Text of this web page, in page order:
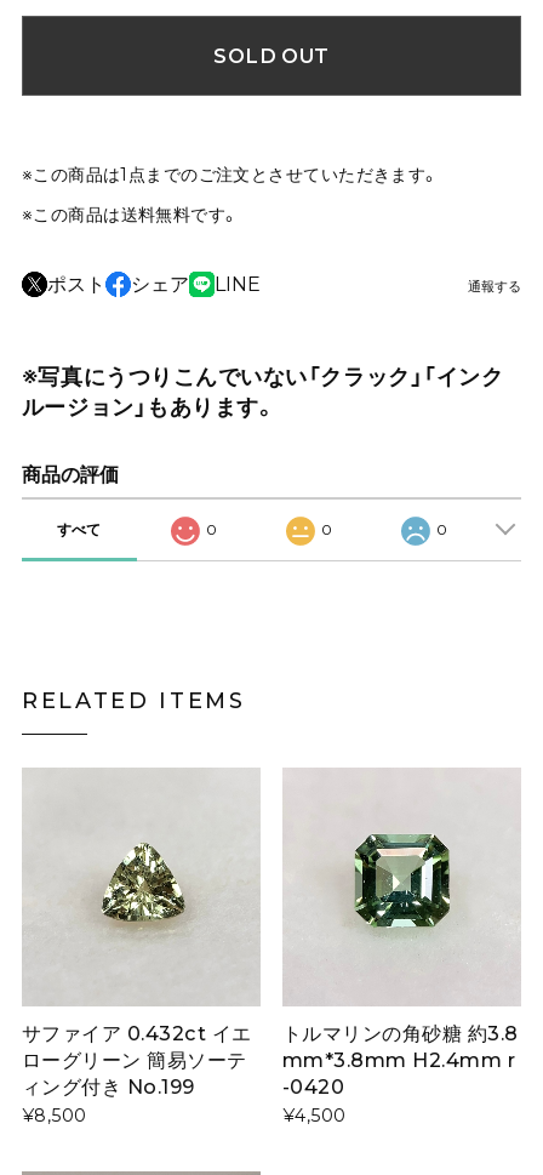
SOLD OUT
※この商品は1点までのご注文とさせていただきます。
※この商品は送料無料です。
ポスト シェア LINE 通報する
※写真にうつりこんでいない「クラック」「インク
ルージョン」もあります。
商品の評価
すべて 0 0 0
RELATED ITEMS
サファイア 0.432ct イエ
ローグリーン 簡易ソーテ
ィング付き No.199
¥8,500
トルマリンの角砂糖 約3.8
mm*3.8mm H2.4mm r
-0420
¥4,500